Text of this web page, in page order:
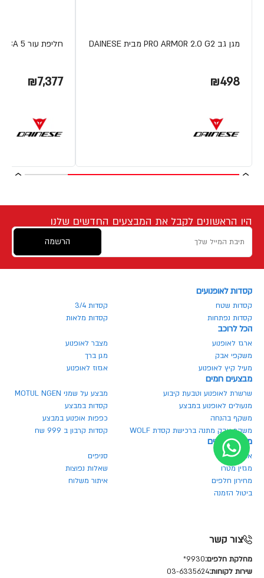
מגן גב PRO ARMOR 2.0 G2 מבית DAINESE
₪498
חליפת עור LAGUNA SECA 5 מבית DAINESE
₪7,377
היו הראשונים לקבל את המבצעים החדשים שלנו
הרשמה
קסדות לאופנועים
קסדות שטח
קסדות 3/4
קסדות נפתחות
קסדות מלאות
הכל לרוכב
ארגז לאופנוע
מצבר לאופנוע
משקפי אבק
מגן ברך
מעיל קיץ לאופנוע
אגזוז לאופנוע
מבצעים חמים
שרשרת לאופנוע וטבעת קיבוע
מבצע על שמני MOTUL NGEN
מנעולים לאופנוע במבצע
קסדות במבצע
משקף בהנחה
כפפות אופנוע במבצע
משקף אבק מתנה ברכישת קסדת WOLF
קסדות קרבון ב 999 שח
מטרו אביזרים
אודותינו
סניפים
מגזין מטרו
שאלות נפוצות
מחירון חלפים
איתור משלוח
ביטול הזמנה
צור קשר
מחלקת חלפים:9930*
שירות לקוחות:03-6335624